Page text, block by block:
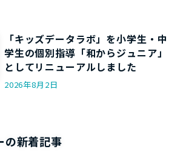
「キッズデータラボ」を小学生・中
学生の個別指導「和からジュニア」
としてリニューアルしました
2026年8月2日
の新着記事